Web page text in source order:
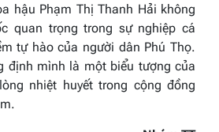
hậu Phạm Thị Thanh Hải không
quan trọng trong sự nghiệp cá
tự hào của người dân Phú Thọ.
định mình là một biểu tượng của
nhiệt huyết trong cộng đồng